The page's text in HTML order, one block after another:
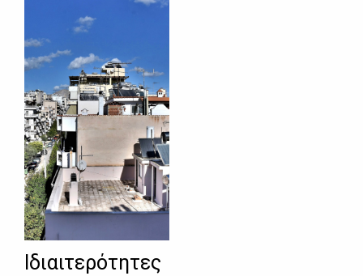
Ιδιαιτερότητες